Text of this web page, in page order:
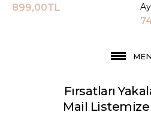
899,00TL
Fırsatları
Mail